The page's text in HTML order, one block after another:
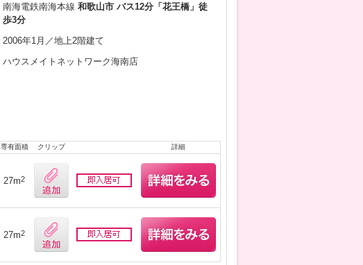
南海電鉄南海本線 和歌山市 バス12分「花王橋」徒
歩3分
2006年1月／地上2階建て
ハウスメイトネットワーク海南店
専有面積 クリップ 詳細
27m2
27m2